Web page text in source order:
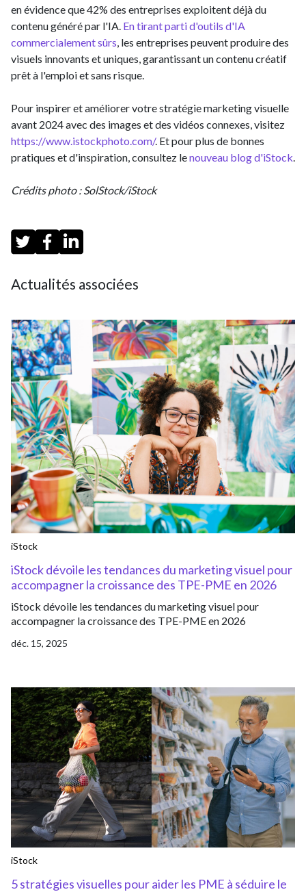
en évidence que 42% des entreprises exploitent déjà du
contenu généré par l'IA. En tirant parti d'outils d'IA
commercialement sûrs , les entreprises peuvent produire des
visuels innovants et uniques, garantissant un contenu créatif
prêt à l'emploi et sans risque.
Pour inspirer et améliorer votre stratégie marketing visuelle
avant 2024 avec des images et des vidéos connexes, visitez
https://www.istockphoto.com/. Et pour plus de bonnes
pratiques et d'inspiration, consultez lenouveau blog d'iStock
Crédits photo : SolStock/iStock
Actualités associées
iStock
iStock dévoile les tendances du marketing visuel pour
accompagner la croissance des TPE-PME en 2026
iStock dévoile les tendances du marketing visuel pour
accompagner la croissance des TPE-PME en 2026
déc. 15, 2025
iStock
5 stratégies visuelles pour aider les PME à séduire le